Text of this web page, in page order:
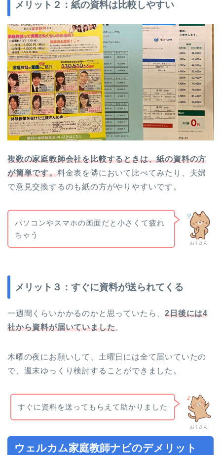
メリット２：紙の資料は比較しやすい
複数の家庭教師会社を比較するときは、紙の資料の方
が簡単です。料金表を隣において比べてみたり、夫婦
で意見交換するのも紙の方がやりやすいです。
おくさん
パソコンやスマホの画面だと小さくて疲れ
ちゃう
メリット３：すぐに資料が送られてくる
一週間くらいかかるのかと思っていたら、2日後には4
社から資料が届いていました。
木曜の夜にお願いして、土曜日には全て届いていたの
で、週末ゆっくり検討することができました。
おくさん
すぐに資料を送ってもらえて助かりました
ウェルカム家庭教師ナビのデメリット